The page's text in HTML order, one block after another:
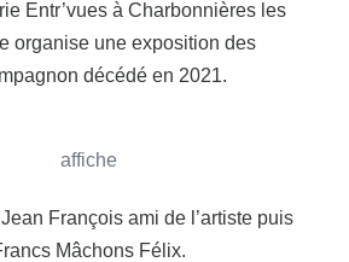
Entr’vues à Charbonnières les
organise une exposition des
décédé en 2021.
François ami de l’artiste puis
Mâchons Félix.